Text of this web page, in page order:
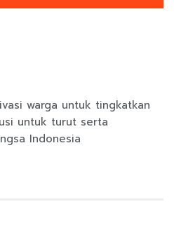
warga untuk tingkatkan
untuk turut serta
Indonesia